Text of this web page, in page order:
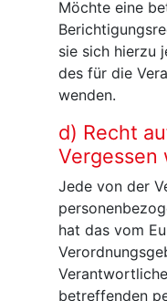
Möchte eine
sie sich hierzu
des für die
wenden.
d) Recht
Vergessen
Jede von der
hat das vom
betreffenden